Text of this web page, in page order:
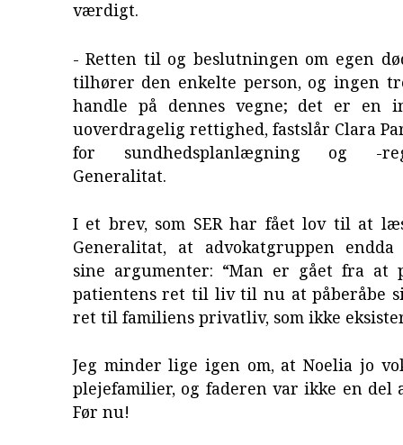
værdigt.
- Retten til og beslutningen om egen
tilhører den enkelte person, og ingen
handle på dennes vegne; det er en
uoverdragelig rettighed, fastslår Clara
for sundhedsplanlægning og -
Generalitat.
I et brev, som SER har fået lov til at
Generalitat, at advokatgruppen
sine argumenter: “Man er gået fra at
patientens ret til liv til nu at påberåbe
ret til familiens privatliv, som ikke
Jeg minder lige igen om, at Noelia jo
plejefamilier, og faderen var ikke en del
Før nu!